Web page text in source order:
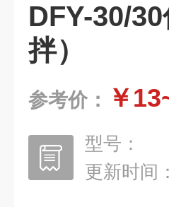
DFY-30/
拌）
参考价： ￥
型号：
更新时间：